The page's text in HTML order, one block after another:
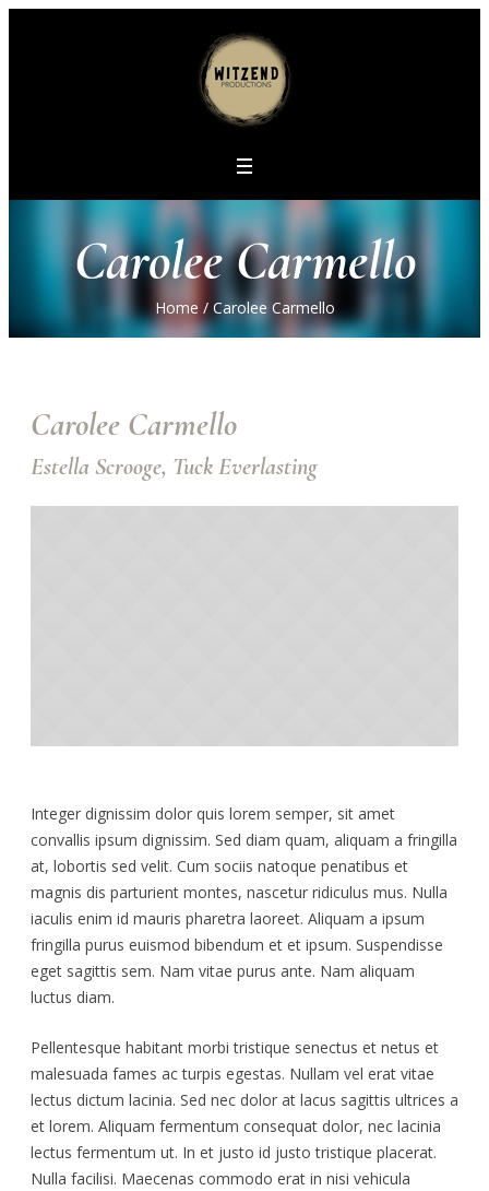
Carolee Carmello
Home / Carolee Carmello
Carolee Carmello
Estella Scrooge, Tuck Everlasting
Integer dignissim dolor quis lorem semper, sit amet
convallis ipsum dignissim. Sed diam quam, aliquam a fringilla
at, lobortis sed velit. Cum sociis natoque penatibus et
magnis dis parturient montes, nascetur ridiculus mus. Nulla
iaculis enim id mauris pharetra laoreet. Aliquam a ipsum
fringilla purus euismod bibendum et et ipsum. Suspendisse
eget sagittis sem. Nam vitae purus ante. Nam aliquam
luctus diam.
Pellentesque habitant morbi tristique senectus et netus et
malesuada fames ac turpis egestas. Nullam vel erat vitae
lectus dictum lacinia. Sed nec dolor at lacus sagittis ultrices a
et lorem. Aliquam fermentum consequat dolor, nec lacinia
lectus fermentum ut. In et justo id justo tristique placerat.
Nulla facilisi. Maecenas commodo erat in nisi vehicula